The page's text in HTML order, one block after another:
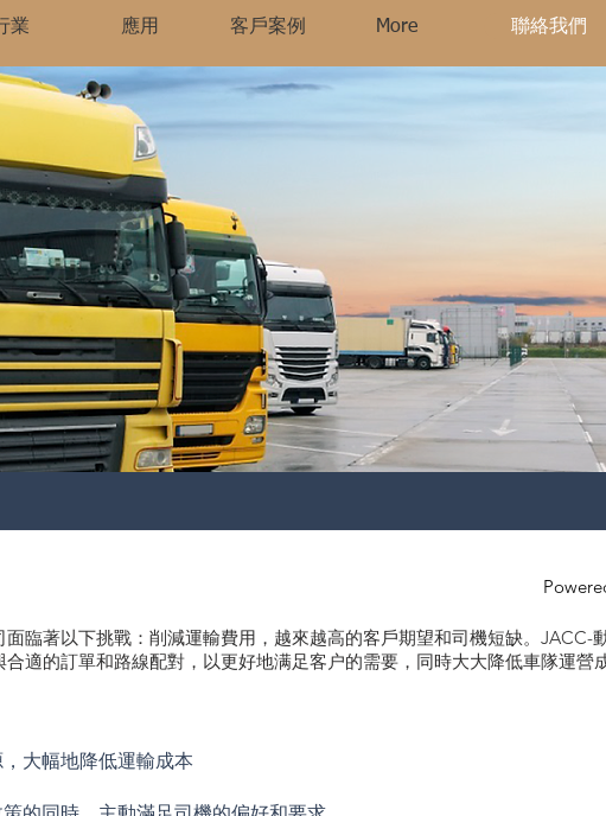
業 應用 客戶案例 More 聯絡我們
臨著以下挑戰：削減運輸費用，越來越高的客戶期望和司機短缺。JACC-
適的訂單和路線配對，以更好地满足客户的需要，同時大大降低車隊運營成
大幅地降低運輸成本